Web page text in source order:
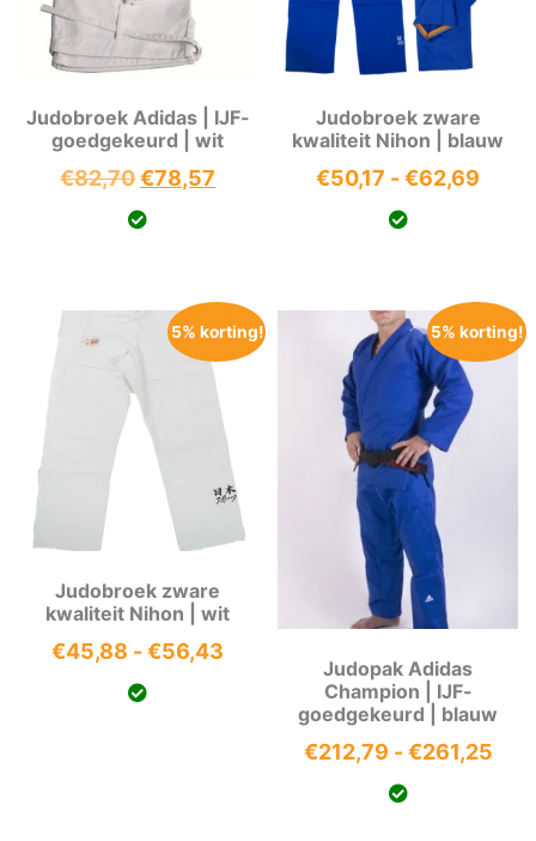
Judobroek Adidas | IJF-
goedgekeurd | wit
€82,70Oorspronkelijke
prijs
€78,57
Judobroek zware
kwaliteit Nihon | blauw
€50,17 -€62,69
5% korting!
Judobroek zware
kwaliteit Nihon | wit
€45,88 - €56,43
5% korting!
Judopak Adidas
Champion | IJF-
goedgekeurd | blauw
€212,79 - €261,25